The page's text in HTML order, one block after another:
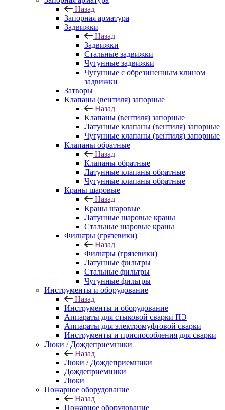
Назад
Запорная арматура
Задвижки
Назад
Задвижки
Стальные задвижки
Чугунные задвижки
Чугунные с обрезиненным клином
задвижки
Затворы
Клапаны (вентиля) запорные
Назад
Клапаны (вентиля) запорные
Латунные клапаны (вентиля) запорные
Чугунные клапаны (вентиля) запорные
Клапаны обратные
Назад
Клапаны обратные
Латунные клапаны обратные
Чугунные клапаны обратные
Краны шаровые
Назад
Краны шаровые
Латунные шаровые краны
Стальные шаровые краны
Фильтры (грязевики)
Назад
Фильтры (грязевики)
Латунные фильтры
Стальные фильтры
Чугунные фильтры
Инструменты и оборудование
Назад
Инструменты и оборудование
Аппараты для стыковой сварки ПЭ
Аппараты для электромуфтовой сварки
Инструменты и приспособления для сварки
Люки / Дождеприемники
Назад
Люки / Дождеприемники
Дождеприемники
Люки
Пожарное оборудование
Назад
Пожарное оборудование